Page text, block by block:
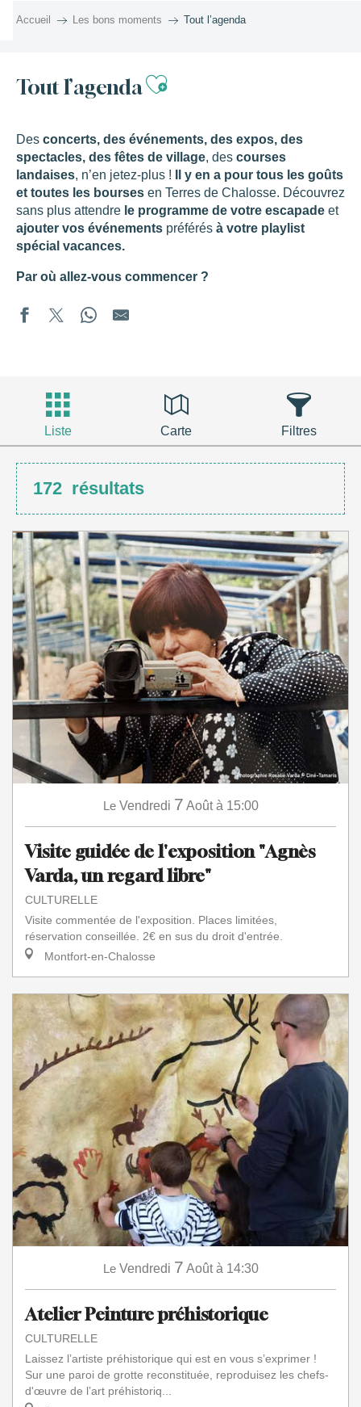
Accueil Les bons moments Tout l’agenda
Tout l’agendaAjouter aux
Des concerts, des événements, des expos, des
spectacles, des fêtes de village, des courses
landaises, n’en jetez-plus !
Il y en a pour tous les goûts
et toutes les bourses en Terres de Chalosse. Découvrez
sans plus attendre le programme de votre escapade et
ajouter vos événements préférés à votre playlist
spécial vacances.
Par où allez-vous commencer ?
Liste Carte Filtres
172 résultats
Le Vendredi 7 Août à 15:00
Visite guidée de l'exposition "Agnès
Varda, un regard libre"
CULTURELLE
Visite commentée de l'exposition. Places limitées,
réservation conseillée. 2€ en sus du droit d'entrée.
Montfort-en-Chalosse
Le Vendredi 7 Août à 14:30
Atelier Peinture préhistorique
CULTURELLE
Laissez l’artiste préhistorique qui est en vous s’exprimer !
Sur une paroi de grotte reconstituée, reproduisez les chefs-
d'œuvre de l’art préhistoriq...